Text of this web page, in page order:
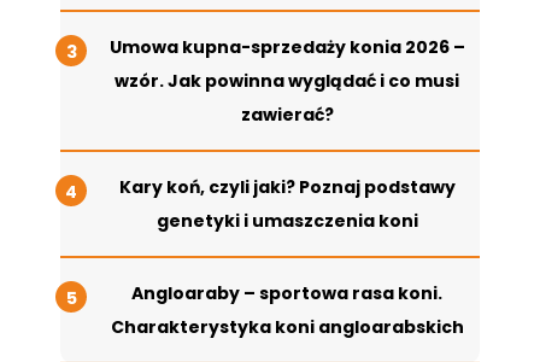
Umowa kupna-sprzedaży konia 2026 –
wzór. Jak powinna wyglądać i co musi
zawierać?
Kary koń, czyli jaki? Poznaj podstawy
genetyki i umaszczenia koni
Angloaraby – sportowa rasa koni.
Charakterystyka koni angloarabskich